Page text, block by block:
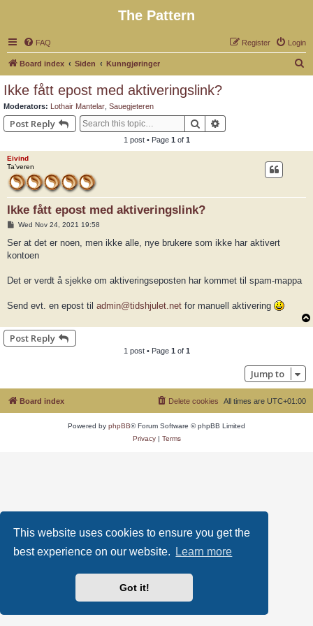
This website uses cookies to ensure you get the
best experience on our website.
Learn more
Got it!
The Pattern
FAQ Login
Register
Board index Siden Kunngjøringer
Ikke fått epost med aktiveringslink?
Moderators: Lothair Mantelar Sauegjeteren
Post Reply Search
1 post • Page 1 of 1
Eivind
Ta’veren
Ikke fått epost med aktiveringslink?
P
s
Wed Nov 24, 2021 19:58
Ser at det er noen, men ikke alle, nye brukere som ikke har aktivert
kontoen
Det er verdt å sjekke om aktiveringseposten har kommet til spam-mappa
Send evt. en epost til admin@tidshjulet.net for manuell aktivering
Post Reply
1 post • Page 1 of 1
Jump to
Board index All times are UTC+01:00
Delete cookies
Powered by phpBB® Forum Software © phpBB Limited
Privacy| Terms